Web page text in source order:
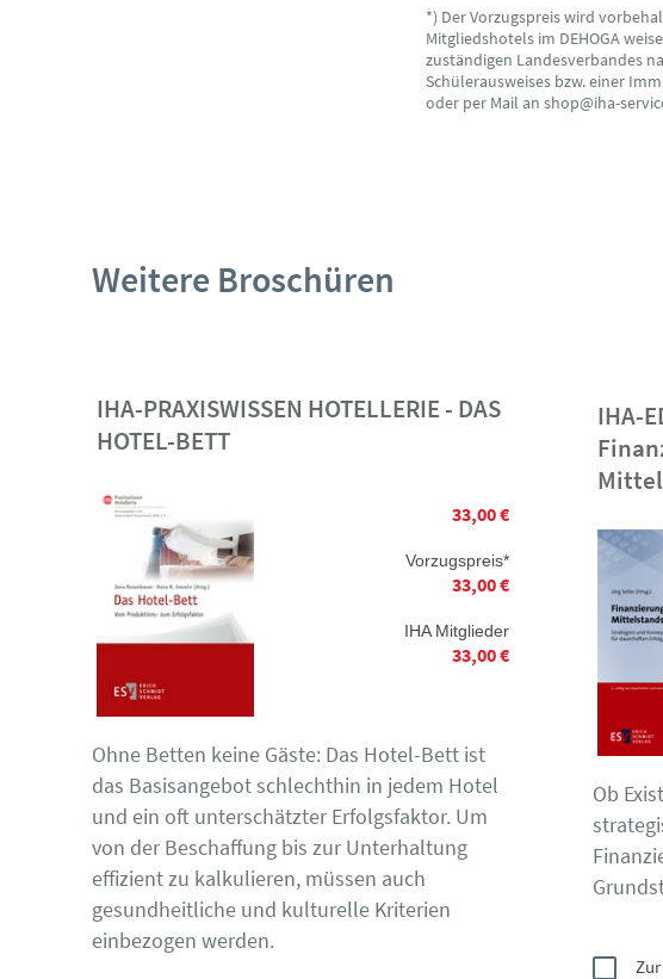
*) Der Vorzugspreis wird
Mitgliedshotels im DEHOGA
zuständigen Landesverbandes
Schülerausweises bzw. einer
oder per Mail an shop@iha-
Weitere Broschüren
IHA-PRAXISWISSEN HOTELLERIE - DAS
HOTEL-BETT
33,00 €
Vorzugspreis*
33,00 €
IHA Mitglieder
33,00 €
Ohne Betten keine Gäste: Das Hotel-Bett ist
das Basisangebot schlechthin in jedem Hotel
und ein oft unterschätzter Erfolgsfaktor. Um
von der Beschaffung bis zur Unterhaltung
effizient zu kalkulieren, müssen auch
gesundheitliche und kulturelle Kriterien
einbezogen werden.
IHA-
Ob